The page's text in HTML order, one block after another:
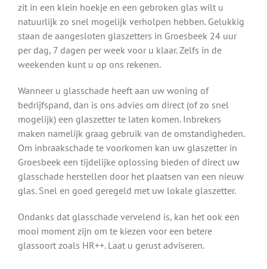
zit in een klein hoekje en een gebroken glas wilt u
natuurlijk zo snel mogelijk verholpen hebben. Gelukkig
staan de aangesloten glaszetters in Groesbeek 24 uur
per dag, 7 dagen per week voor u klaar. Zelfs in de
weekenden kunt u op ons rekenen.
Wanneer u glasschade heeft aan uw woning of
bedrijfspand, dan is ons advies om direct (of zo snel
mogelijk) een glaszetter te laten komen. Inbrekers
maken namelijk graag gebruik van de omstandigheden.
Om inbraakschade te voorkomen kan uw glaszetter in
Groesbeek een tijdelijke oplossing bieden of direct uw
glasschade herstellen door het plaatsen van een nieuw
glas. Snel en goed geregeld met uw lokale glaszetter.
Ondanks dat glasschade vervelend is, kan het ook een
mooi moment zijn om te kiezen voor een betere
glassoort zoals HR++. Laat u gerust adviseren.